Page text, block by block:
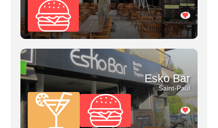
Esko Bar
Saint-Paul